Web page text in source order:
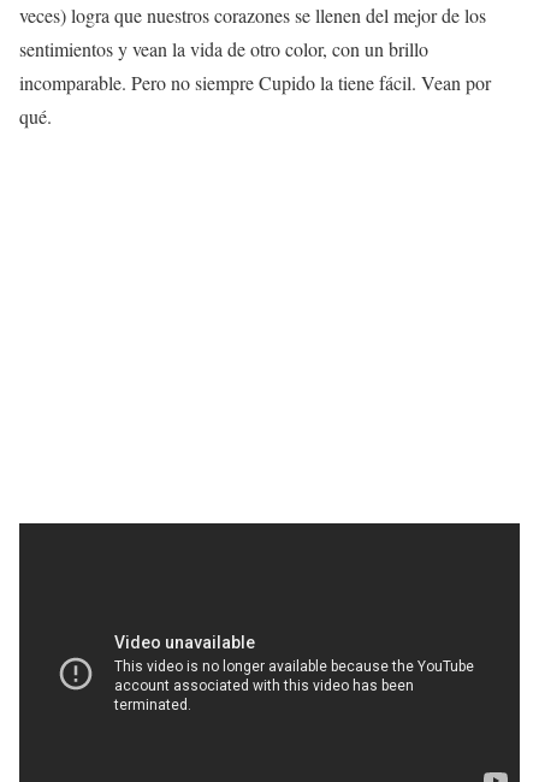
veces) logra que nuestros corazones se llenen del mejor de los
sentimientos y vean la vida de otro color, con un brillo
incomparable. Pero no siempre Cupido la tiene fácil. Vean por
qué.